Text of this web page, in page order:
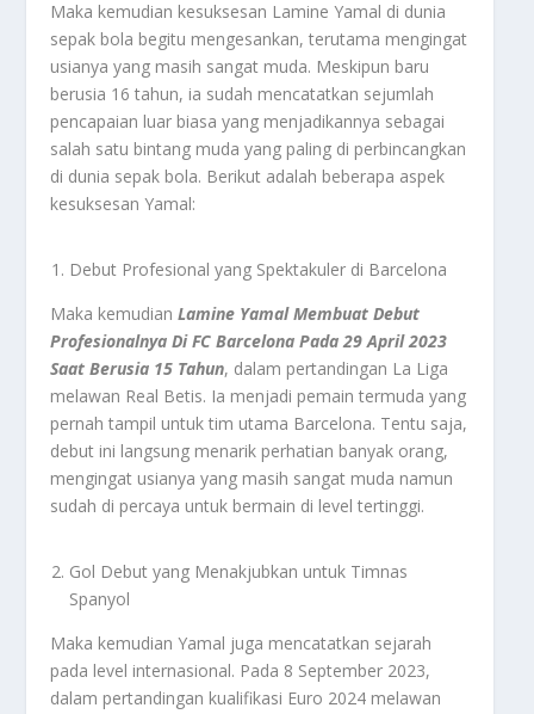
Maka kemudian kesuksesan Lamine Yamal di dunia
sepak bola begitu mengesankan, terutama mengingat
usianya yang masih sangat muda. Meskipun baru
berusia 16 tahun, ia sudah mencatatkan sejumlah
pencapaian luar biasa yang menjadikannya sebagai
salah satu bintang muda yang paling di perbincangkan
di dunia sepak bola. Berikut adalah beberapa aspek
kesuksesan Yamal:
Debut Profesional yang Spektakuler di Barcelona
Maka kemudian Lamine Yamal Membuat Debut
Profesionalnya Di FC Barcelona Pada 29 April 2023
Saat Berusia 15 Tahun, dalam pertandingan La Liga
melawan Real Betis. Ia menjadi pemain termuda yang
pernah tampil untuk tim utama Barcelona. Tentu saja,
debut ini langsung menarik perhatian banyak orang,
mengingat usianya yang masih sangat muda namun
sudah di percaya untuk bermain di level tertinggi.
Gol Debut yang Menakjubkan untuk Timnas
Spanyol
Maka kemudian Yamal juga mencatatkan sejarah
pada level internasional. Pada 8 September 2023,
dalam pertandingan kualifikasi Euro 2024 melawan